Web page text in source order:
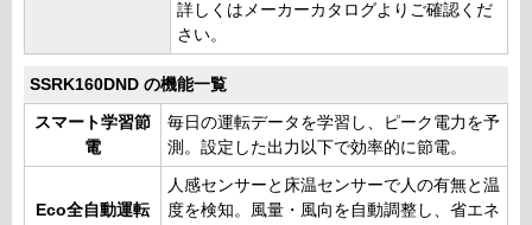
詳しくはメーカーカタログよりご確認くだ
さい。
SSRK160DND の機能一覧
スマート学習節
電
毎日の運転データを学習し、ピーク電力を予
測。設定した出力以下で効率的に節電。
Eco全自動運転
人感センサーと床温センサーで人の有無と温
度を検知。風量・風向を自動調整し、省エネ